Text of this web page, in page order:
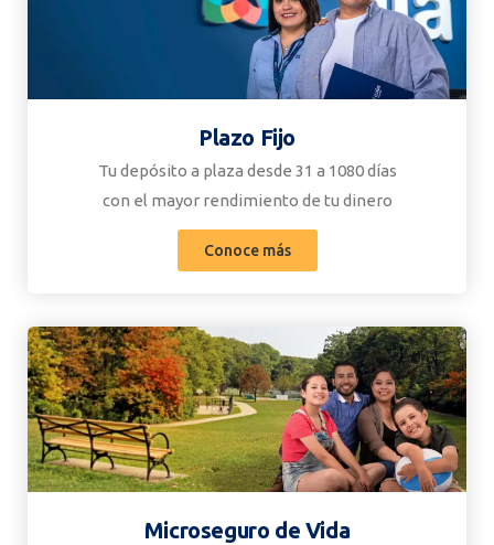
Plazo Fijo
Tu depósito a plaza desde 31 a 1080 días
con el mayor rendimiento de tu dinero​
Conoce más
Microseguro de Vida